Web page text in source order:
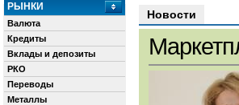
РЫНКИ
Валюта
Кредиты
Вклады и депозиты
РКО
Переводы
Металлы
Новости